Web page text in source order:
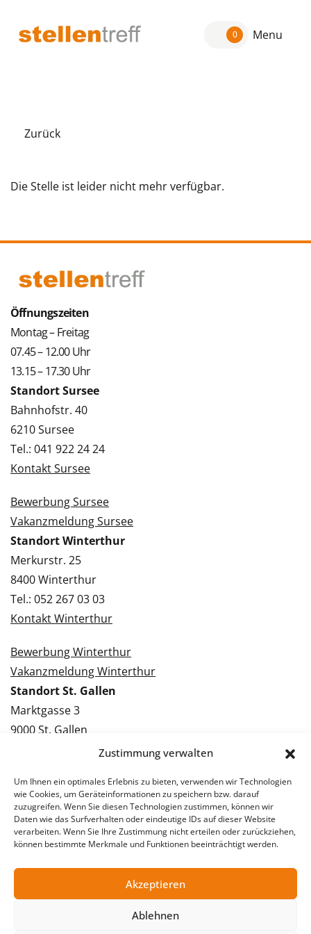
Zustimmung verwalten
Um Ihnen ein optimales Erlebnis zu bieten, verwenden wir Technologien
wie Cookies, um Geräteinformationen zu speichern bzw. darauf
zuzugreifen. Wenn Sie diesen Technologien zustimmen, können wir
Daten wie das Surfverhalten oder eindeutige IDs auf dieser Website
verarbeiten. Wenn Sie Ihre Zustimmung nicht erteilen oder zurückziehen,
können bestimmte Merkmale und Funktionen beeinträchtigt werden.
Akzeptieren
Ablehnen
0 Menu
Zurück
Die Stelle ist leider nicht mehr verfügbar.
Öffnungszeiten
Montag – Freitag
07.45 – 12.00 Uhr
13.15 – 17.30 Uhr
Standort Sursee
Bahnhofstr. 40
6210 Sursee
Tel.: 041 922 24 24
Kontakt Sursee
Bewerbung Sursee
Vakanzmeldung Sursee
Standort Winterthur
Merkurstr. 25
8400 Winterthur
Tel.: 052 267 03 03
Kontakt Winterthur
Bewerbung Winterthur
Vakanzmeldung Winterthur
Standort St. Gallen
Marktgasse 3
9000 St. Gallen
Tel.: 071 228 09 09
Bewerbung St. Gallen
Vakanzmeldung St. Gallen
© 2026 Stellentreff AG